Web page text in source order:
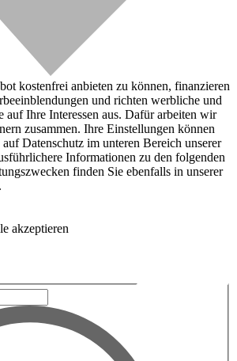
kostenfrei anbieten zu können, finanzieren
und richten werbliche und
auf Ihre Interessen aus. Dafür arbeiten wir
zusammen. Ihre Einstellungen können
Datenschutz im unteren Bereich unserer
Informationen zu den folgenden
finden Sie ebenfalls in unserer
akzeptieren